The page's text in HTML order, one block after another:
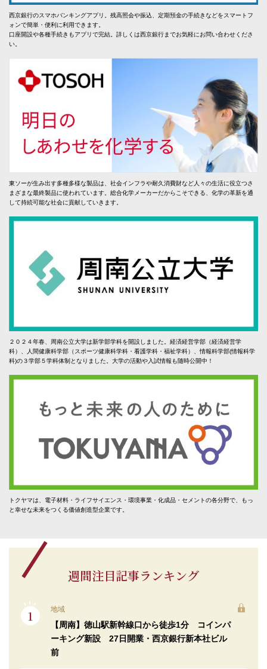
西京銀行のスマホバンキングアプリ。残高照会や振込、定期預金の手続きなどをスマートフ
ォンで簡単・便利に利用できます。
口座開設や各種手続きもアプリで完結。詳しくは西京銀行までお気軽にお問い合わせくださ
い。
東ソーが生み出す多種多様な製品は、社会インフラや耐久消費財など人々の生活に役立つさ
まざまな最終製品に使われています。総合化学メーカーだからこそできる、化学の革新を通
して持続可能な社会に貢献していきます。
２０２４年春、周南公立大学は新学部学科を開設しました。経済経営学部（経済経営学
科）、人間健康科学部（スポーツ健康科学科・看護学科・福祉学科）、情報科学部(情報科学
科)の３学部５学科体制となりました。大学の活動や入試情報も随時公開中！
トクヤマは、電子材料・ライフサイエンス・環境事業・化成品・セメントの各分野で、もっ
と幸せな未来をつくる価値創造型企業です。
週間注目記事ランキング
地域
【周南】徳山駅新幹線口から徒歩1分 コインパ
ーキング新設 27日開業・西京銀行新本社ビル
前